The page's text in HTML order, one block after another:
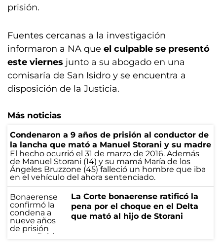
prisión.
Fuentes cercanas a la investigación
informaron a NA que el culpable se presentó
este viernes junto a su abogado en una
comisaría de San Isidro y se encuentra a
disposición de la Justicia.
Más noticias
Condenaron a 9 años de prisión al conductor de
la lancha que mató a Manuel Storani y su madre
El hecho ocurrió el 31 de marzo de 2016. Además
de Manuel Storani (14) y su mamá María de los
Ángeles Bruzzone (45) falleció un hombre que iba
en el vehículo del ahora sentenciado.
La Corte bonaerense ratificó la
pena por el choque en el Delta
que mató al hijo de Storani